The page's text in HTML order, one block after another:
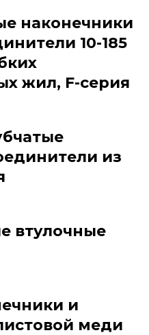
наконечники
10-185
жил, F-серия
из
втулочные
и
меди